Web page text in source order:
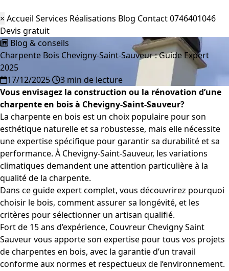
× Accueil Services Réalisations Blog Contact0746401046
Devis gratuit
Blog & conseils
Charpente Bois Chevigny-Saint-Sauveur : Guide Expert
2025
17/12/2025
3 min de lecture
Vous envisagez la construction ou la rénovation d’une
charpente en bois à Chevigny-Saint-Sauveur?
La charpente en bois est un choix populaire pour son
esthétique naturelle et sa robustesse, mais elle nécessite
une expertise spécifique pour garantir sa durabilité et sa
performance. À Chevigny-Saint-Sauveur, les variations
climatiques demandent une attention particulière à la
qualité de la charpente.
Dans ce guide expert complet, vous découvrirez pourquoi
choisir le bois, comment assurer sa longévité, et les
critères pour sélectionner un artisan qualifié.
Fort de 15 ans d’expérience, Couvreur Chevigny Saint
Sauveur vous apporte son expertise pour tous vos projets
de charpentes en bois, avec la garantie d’un travail
conforme aux normes et respectueux de l’environnement.